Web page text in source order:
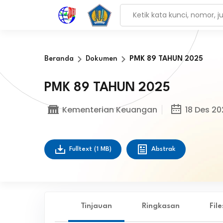
Beranda Dokumen PMK 89 TAHUN 2025
PMK 89 TAHUN 2025
Kementerian Keuangan 18 Des
Fulltext (1 MB) Abstrak
Tinjauan Ringkasan